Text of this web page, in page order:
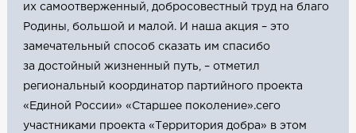
их самоотверженный, добросовестный труд на благо
Родины, большой и малой. И наша акция – это
замечательный способ сказать им спасибо
за достойный жизненный путь, – отметил
региональный координатор партийного проекта
«Единой России» «Старшее поколение».сего
участниками проекта «Территория добра» в этом